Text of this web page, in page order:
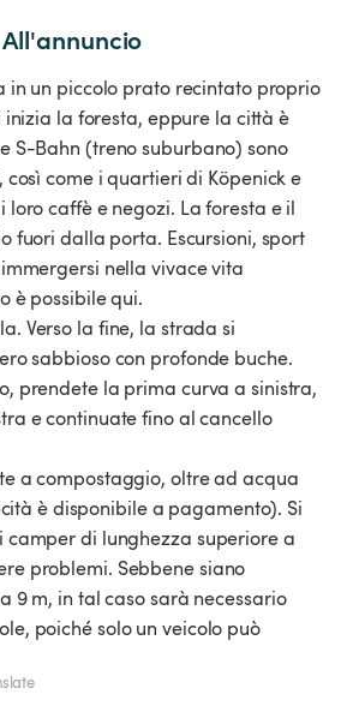
All'annuncio
in un piccolo prato recintato proprio
la foresta, eppure la città è
S-Bahn (treno suburbano) sono
come i quartieri di Köpenick e
loro caffè e negozi. La foresta e il
fuori dalla porta. Escursioni, sport
nella vivace vita
è possibile qui.
Verso la fine, la strada si
sabbioso con profonde buche.
prendete la prima curva a sinistra,
e continuate fino al cancello
a compostaggio, oltre ad acqua
è disponibile a pagamento). Si
di lunghezza superiore a
problemi. Sebbene siano
9 m, in tal caso sarà necessario
poiché solo un veicolo può